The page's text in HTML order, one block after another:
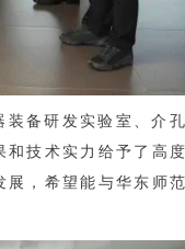
备研发实验室、介孔
和技术实力给予了高度
展，希望能与华东师范